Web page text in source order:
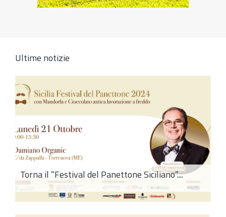
Ultime notizie
Torna il “Festival del Panettone Siciliano”....